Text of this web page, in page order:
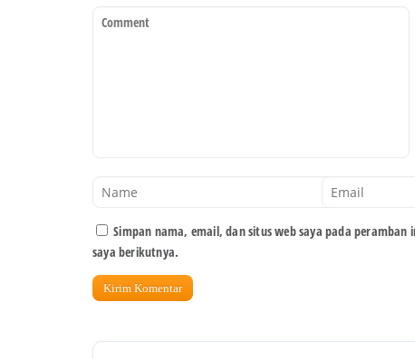
Simpan nama, email, dan situs web saya pada
saya berikutnya.